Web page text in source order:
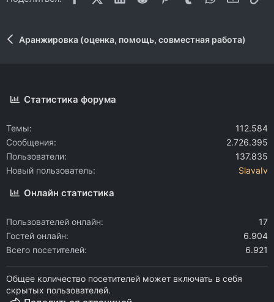
Аранжировка (оценка, помощь, совместная работа)
Статистика форума
Темы
112.584
Сообщения
2.726.395
Пользователи
137.835
Новый пользователь
SlavaIv
Онлайн статистика
Пользователей онлайн
17
Гостей онлайн
6.904
Всего посетителей
6.921
Общее количество посетителей может включать в себя
скрытых пользователей.